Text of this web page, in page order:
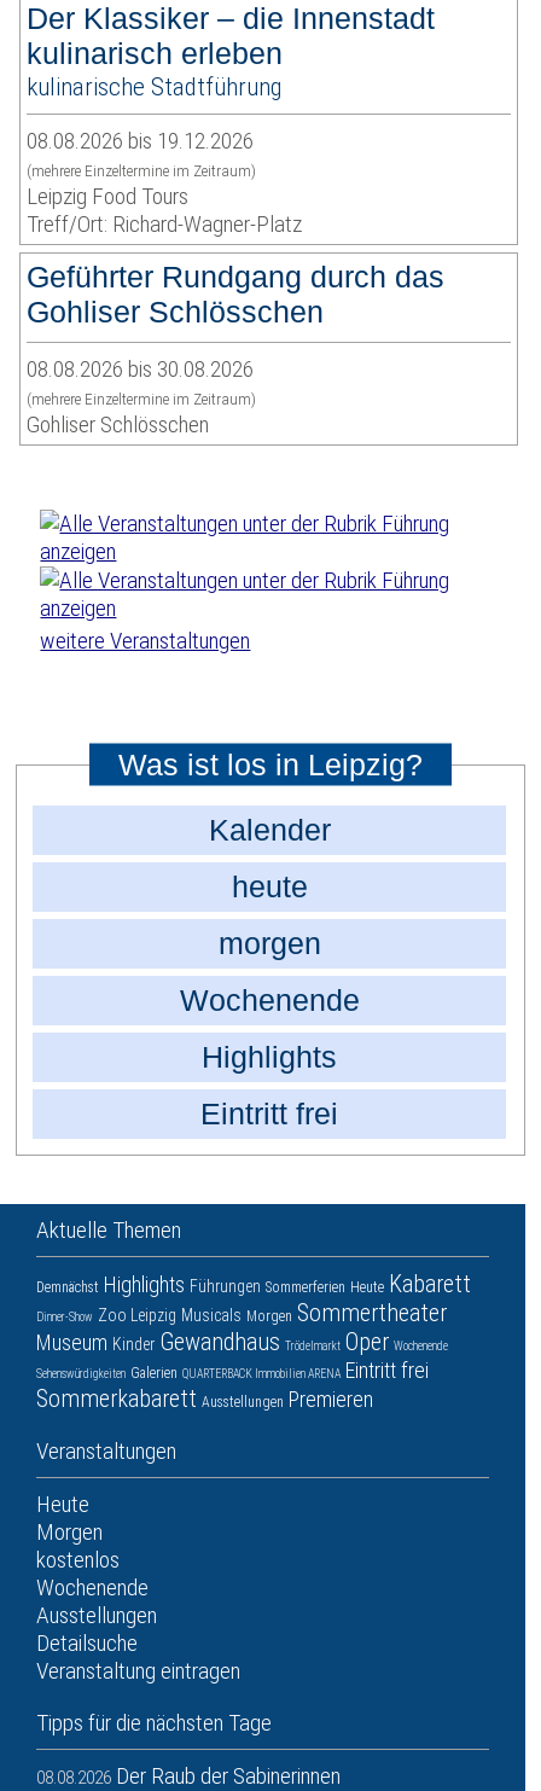
Der Klassiker – die Innenstadt
kulinarisch erleben
kulinarische Stadtführung
08.08.2026 bis 19.12.2026
(mehrere Einzeltermine im Zeitraum)
Leipzig Food Tours
Treff/Ort: Richard-Wagner-Platz
Geführter Rundgang durch das
Gohliser Schlösschen
08.08.2026 bis 30.08.2026
(mehrere Einzeltermine im Zeitraum)
Gohliser Schlösschen
weitere Veranstaltungen
Was ist los in Leipzig?
Kalender
heute
morgen
Wochenende
Highlights
Eintritt frei
Aktuelle Themen
Demnächst Highlights Führungen Sommerferien Heute Kabarett
Dinner-Show Zoo Leipzig Musicals Morgen Sommertheater
Museum Kinder Gewandhaus Trödelmarkt Oper Wochenende
Sehenswürdigkeiten Galerien QUARTERBACK Immobilien ARENA Eintritt frei
Sommerkabarett Ausstellungen Premieren
Veranstaltungen
Heute
Morgen
kostenlos
Wochenende
Ausstellungen
Detailsuche
Veranstaltung eintragen
Tipps für die nächsten Tage
08.08.2026 Der Raub der Sabinerinnen